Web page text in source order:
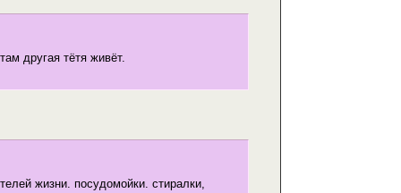
другая тётя живёт.
жизни. посудомойки. стиралки,